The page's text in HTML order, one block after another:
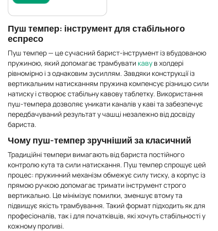
Пуш темпер: інструмент для стабільного
еспресо
Пуш темпер — це сучасний барист-інструмент із вбудованою
пружиною, який допомагає трамбувати каву в холдері
рівномірно і з однаковим зусиллям. Завдяки конструкції із
вертикальним натисканням пружина компенсує різницю сили
натиску і створює стабільну кавову таблетку. Використання
пуш-темпера дозволяє уникати каналів у каві та забезпечує
передбачуваний результат у чашці незалежно від досвіду
бариста.
Чому пуш-темпер зручніший за класичний
Традиційні темпери вимагають від бариста постійного
контролю кута та сили натискання. Пуш темпер спрощує цей
процес: пружинний механізм обмежує силу тиску, а корпус із
прямою ручкою допомагає тримати інструмент строго
вертикально. Це мінімізує помилки, зменшує втому та
підвищує якість трамбування. Такий формат підходить як для
професіоналів, так і для початківців, які хочуть стабільності у
кожному проливі.